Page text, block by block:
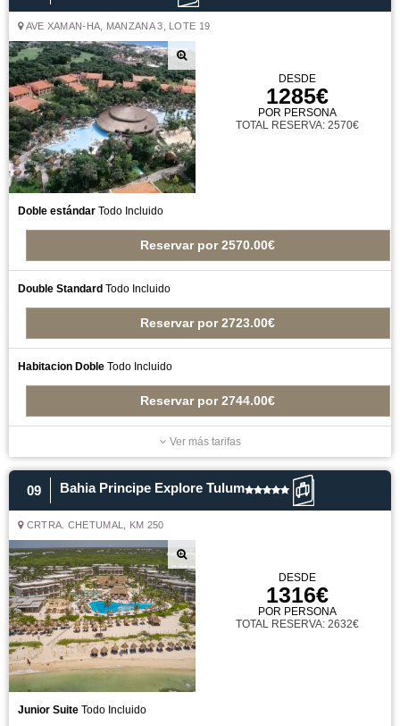
AVE XAMAN-HA, MANZANA 3, LOTE 19
DESDE
1285€
POR PERSONA
TOTAL RESERVA: 2570€
Doble estándar Todo Incluido
Reservar por 2570.00€
Double Standard Todo Incluido
Reservar por 2723.00€
Habitacion Doble Todo Incluido
Reservar por 2744.00€
Ver más tarifas
09 Bahia Principe Explore Tulum
CRTRA. CHETUMAL, KM 250
DESDE
1316€
POR PERSONA
TOTAL RESERVA: 2632€
Junior Suite Todo Incluido